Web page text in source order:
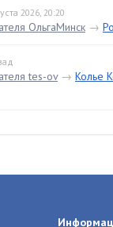
2026, 20:20
ОльгаМинск →
tes-ov→ Колье